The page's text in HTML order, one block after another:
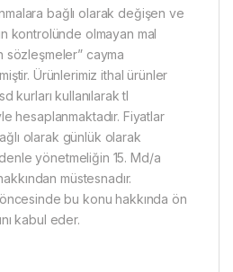
bağlı olarak değişen ve
kontrolünde olmayan mal
sözleşmeler” cayma
Ürünlerimiz ithal ürünler
kurları kullanılarak tl
hesaplanmaktadır. Fiyatlar
olarak günlük olarak
yönetmeliğin 15. Md/a
müstesnadır.
bu konu hakkında ön
kabul eder.